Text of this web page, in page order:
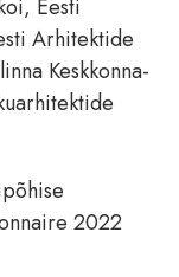
Eesti
Arhitektide
Keskkonna-
2022